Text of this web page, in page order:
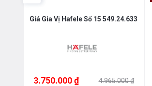
Giá Gia Vị Hafele Số 15 549.24.633
3.750.000 ₫ 4.965.000 ₫